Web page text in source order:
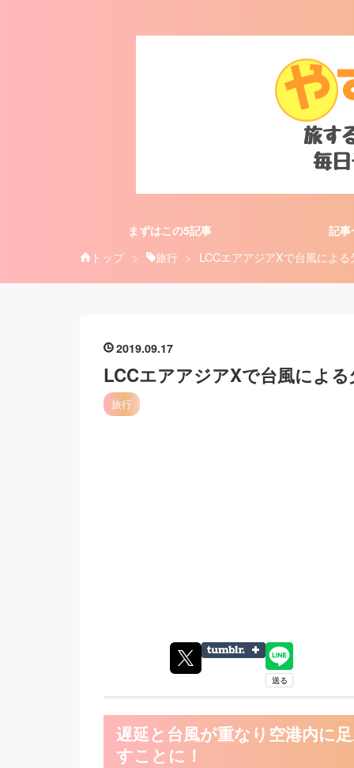
まずはこの5記事 記事
トップ > 旅行 > LCCエアアジアXで台風による
2019 09 17
LCCエアアジアXで台風によ
旅行
遅延と台風が重なり空港内に
すことに！